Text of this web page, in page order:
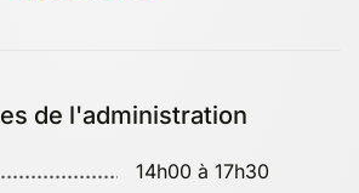
de l'administration
14h00 à 17h30